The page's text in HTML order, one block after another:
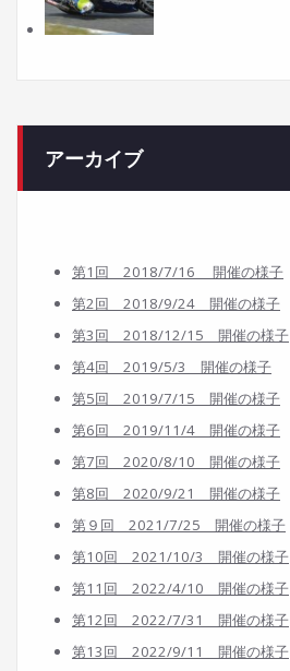
アーカイブ
第1回 2018/7/16 開催の様子
第2回 2018/9/24 開催の様子
第3回 2018/12/15 開催の様子
第4回 2019/5/3 開催の様子
第5回 2019/7/15 開催の様子
第6回 2019/11/4 開催の様子
第7回 2020/8/10 開催の様子
第8回 2020/9/21 開催の様子
第９回 2021/7/25 開催の様子
第10回 2021/10/3 開催の様子
第11回 2022/4/10 開催の様子
第12回 2022/7/31 開催の様子
第13回 2022/9/11 開催の様子